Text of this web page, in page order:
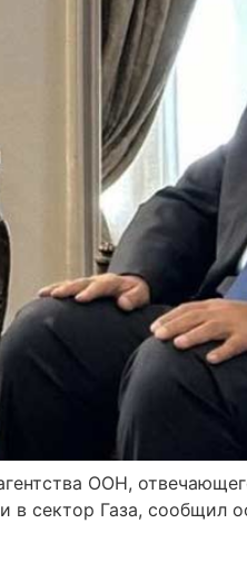
ООН,
в сектор Газа, сообщил